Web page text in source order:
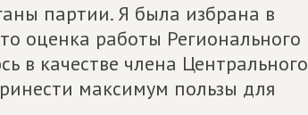
партии. Я была избрана в
оценка работы Регионального
в качестве члена Центрального
максимум пользы для